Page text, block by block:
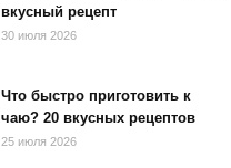
вкусный рецепт
30 июля 2026
Что быстро приготовить к
чаю? 20 вкусных рецептов
25 июля 2026